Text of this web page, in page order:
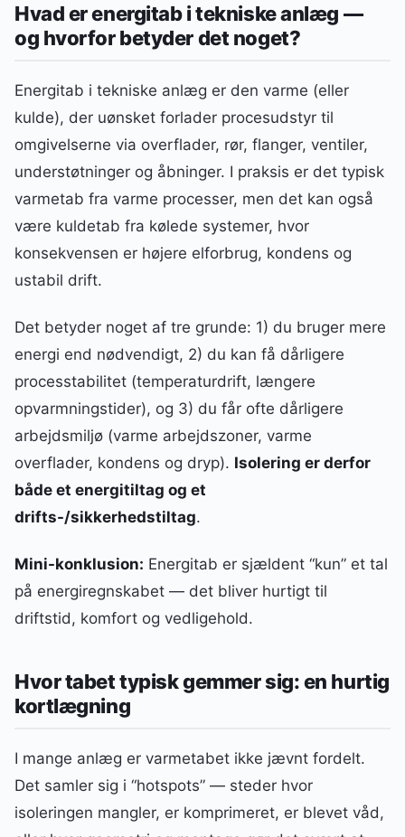
Hvad er energitab i tekniske anlæg —
og hvorfor betyder det noget?
Energitab i tekniske anlæg er den varme (eller
kulde), der uønsket forlader procesudstyr til
omgivelserne via overflader, rør, flanger, ventiler,
understøtninger og åbninger. I praksis er det typisk
varmetab fra varme processer, men det kan også
være kuldetab fra kølede systemer, hvor
konsekvensen er højere elforbrug, kondens og
ustabil drift.
Det betyder noget af tre grunde: 1) du bruger mere
energi end nødvendigt, 2) du kan få dårligere
processtabilitet (temperaturdrift, længere
opvarmningstider), og 3) du får ofte dårligere
arbejdsmiljø (varme arbejdszoner, varme
overflader, kondens og dryp). Isolering er derfor
både et energitiltag og et
drifts-/sikkerhedstiltag.
Mini-konklusion: Energitab er sjældent “kun” et tal
på energiregnskabet — det bliver hurtigt til
driftstid, komfort og vedligehold.
Hvor tabet typisk gemmer sig: en hurtig
kortlægning
I mange anlæg er varmetabet ikke jævnt fordelt.
Det samler sig i “hotspots” — steder hvor
isoleringen mangler, er komprimeret, er blevet våd,